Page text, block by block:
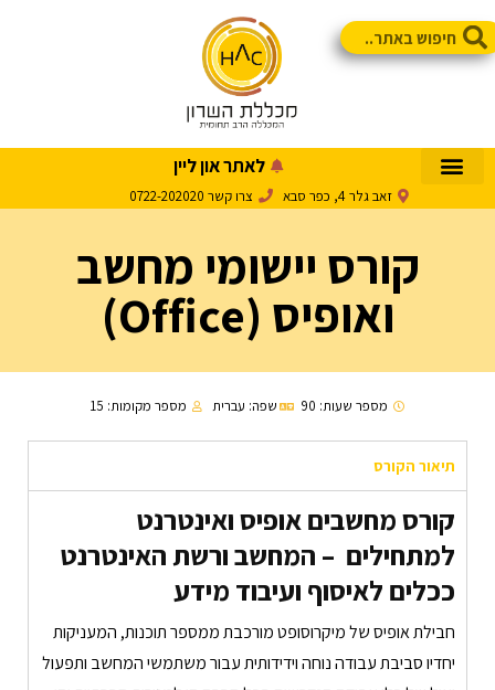
לאתר און ליין
זאב גלר 4, כפר סבא צרו קשר 0722-202020
קורס יישומי מחשב
ואופיס (Office)
מספר שעות: 90 שפה: עברית מספר מקומות: 15
תיאור הקורס
קורס מחשבים אופיסואינטרנט
למתחילים – המחשב ורשת האינטרנט
ככלים לאיסוף ועיבוד מידע
חבילת אופיס של מיקרוסופט מורכבת ממספר תוכנות, המעניקות
יחדיו סביבת עבודה נוחה וידידותית עבור משתמשי המחשב ותפעול